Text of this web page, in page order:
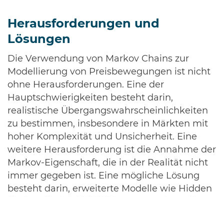
Herausforderungen und
Lösungen
Die Verwendung von Markov Chains zur
Modellierung von Preisbewegungen ist nicht
ohne Herausforderungen. Eine der
Hauptschwierigkeiten besteht darin,
realistische Übergangswahrscheinlichkeiten
zu bestimmen, insbesondere in Märkten mit
hoher Komplexität und Unsicherheit. Eine
weitere Herausforderung ist die Annahme der
Markov-Eigenschaft, die in der Realität nicht
immer gegeben ist. Eine mögliche Lösung
besteht darin, erweiterte Modelle wie Hidden